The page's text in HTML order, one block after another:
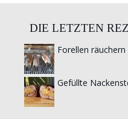
DIE LETZTEN
Forellen räuchern
Gefüllte